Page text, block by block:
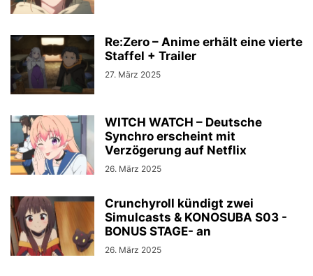
Re:Zero – Anime erhält eine vierte
Staffel + Trailer
27. März 2025
WITCH WATCH – Deutsche
Synchro erscheint mit
Verzögerung auf Netflix
26. März 2025
Crunchyroll kündigt zwei
Simulcasts & KONOSUBA S03 -
BONUS STAGE- an
26. März 2025